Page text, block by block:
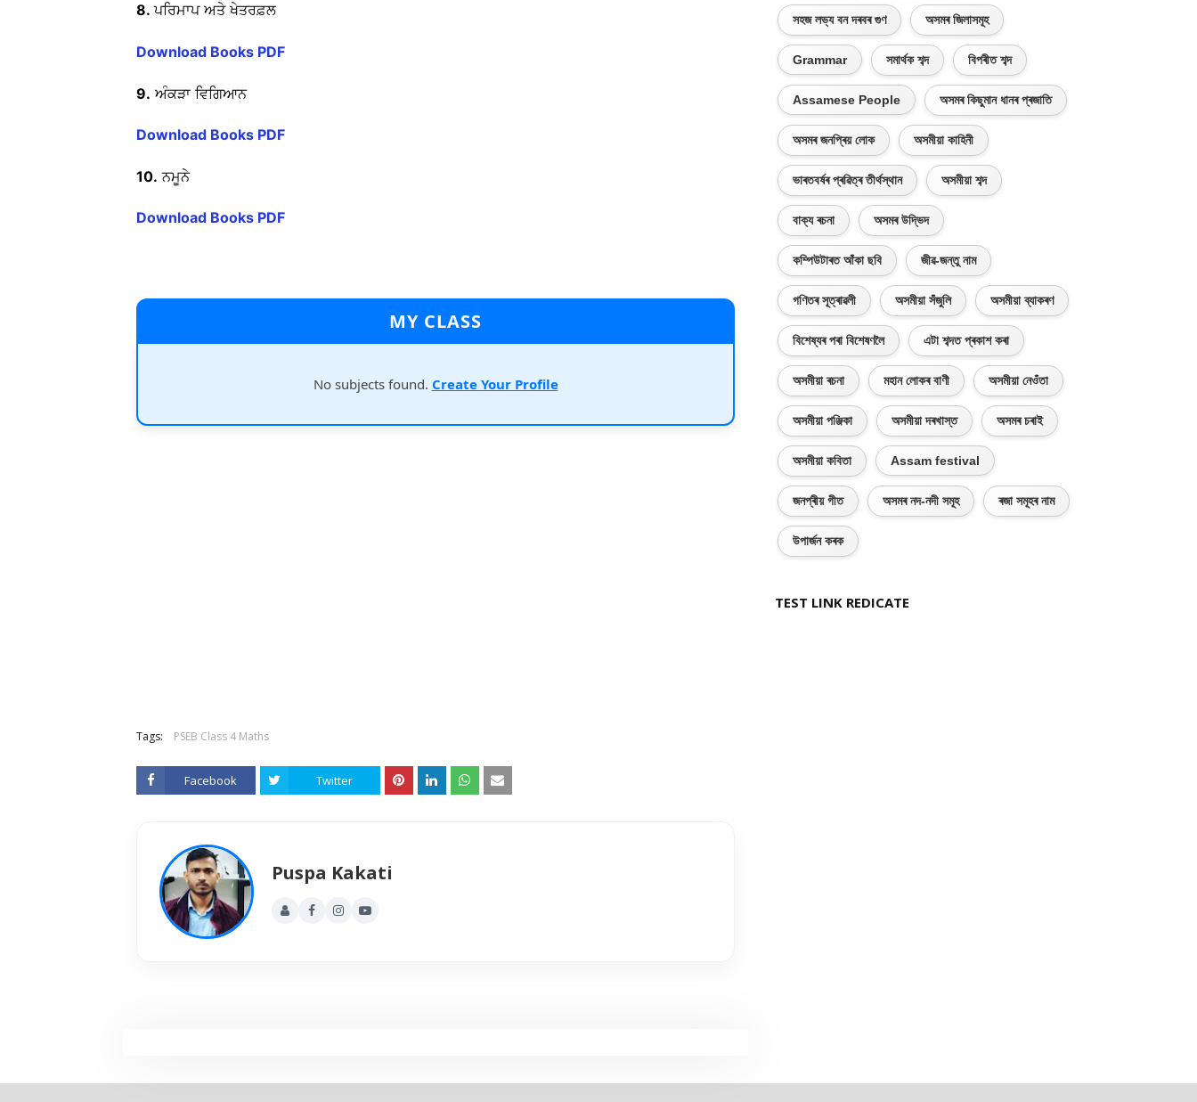
8.ਪਰਿਮਾਪ ਅਤੇ ਖੇਤਰਫ਼ਲ
Download Books PDF
9. ਅੰਕੜਾ ਵਿਗਿਆਨ
Download Books PDF
10. ਨਮੂਨੇ
Download Books PDF
MY CLASS
No subjects found. Create Your Profile
Tags: PSEB Class 4 Maths
Facebook Twitter
Puspa Kakati
সহজ লভ্য বন দৰবৰ গুণ অসমৰ জিলাসমূহ
Grammar সমাৰ্থক শব্দ বিপৰীত শব্দ
Assamese People অসমৰ কিছুমান ধানৰ প্ৰজাতি
অসমৰ জনপ্ৰিয় লোক অসমীয়া কাহিনী
ভাৰতবৰ্ষৰ প্ৰৱিত্ৰ তীৰ্থস্থান অসমীয়া শব্দ
বাক্য ৰচনা অসমৰ উদ্ভিদ
কম্পিউটাৰত আঁকা ছবি জীৱ-জন্তু নাম
গণিতৰ সূত্ৰাৱলী অসমীয়া সঁজুলি অসমীয়া ব্যাকৰণ
বিশেষ্যৰ পৰা বিশেষণলৈ এটা শব্দত প্ৰকাশ কৰা
অসমীয়া ৰচনা মহান লোকৰ বাণী অসমীয়া নেওঁতা
অসমীয়া পঞ্জিকা অসমীয়া দৰখাস্ত অসমৰ চৰাই
অসমীয়া কবিতা Assam festival
জনপ্ৰীয় গীত অসমৰ নদ-নদী সমূহ ৰজা সমূহৰ নাম
উপাৰ্জন কৰক
TEST LINK REDICATE